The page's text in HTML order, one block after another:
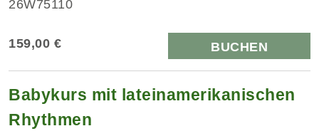
26W75110
159,00 € BUCHEN
Babykurs mit lateinamerikanischen
Rhythmen